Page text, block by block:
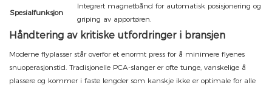
Spesialfunksjon
Integrert magnetbånd for automatisk posisjonering og
griping av apportøren.
Håndtering av kritiske utfordringer i bransjen
Moderne flyplasser står overfor et enormt press for å minimere flyenes
snuoperasjonstid. Tradisjonelle PCA-slanger er ofte tunge, vanskelige å
plassere og kommer i faste lengder som kanskje ikke er optimale for alle